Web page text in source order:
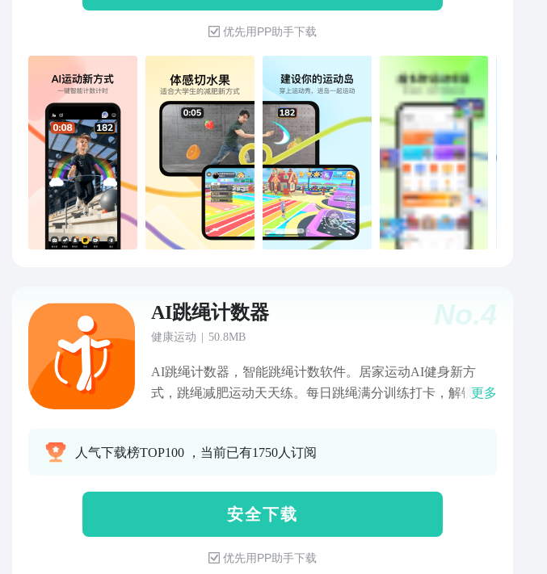
变得不再枯燥，让减肥轻松有趣！ #体感切水果：水果盛宴，
一“切”即发！ “体感切水果”是一款将AI动作捕捉技术与经典
水果切切切玩法完美结合的体感游戏。在这里，各种新鲜诱
人的水果从屏幕中飞出，等待着你用敏捷的动作将它们一一
斩落！现在，让我们一起走进“体感切水果”的奇妙世界，切
西瓜、水果摇……开启一场前所未有的水果盛宴，感受前所
未有的爽快与刺激！ #AR吃豆人 通过身体动作来控制角色移
动，一起吃掉屏幕中的豆子吧！挑战身体的敏捷性和灵活
性，提升心肺功能与身体协调性，不知不觉流汗减肥，堪称
运动与娱乐完美结合的典范之作！
优先用PP助手下载
No.4
AI跳绳计数器
健康运动 50.8MB
AI跳绳计数器，智能跳绳计数软件。居家运动AI健身新方
式，跳绳减肥运动天天练。每日跳绳满分训练打卡，解锁跳
作精准识别；【专业跳绳训练】定时/定数/定速多模式跳绳，
日历分享，跳绳训练打卡，解锁更多跳绳成就勋章；【跳绳
视频记录】日/周/月度跳绳数据统计，跳绳运动记录海报＆视
频保存分享。
更多
人气下载榜TOP100 ，当前已有1750人订阅
安 全 下 载
优先用PP助手下载